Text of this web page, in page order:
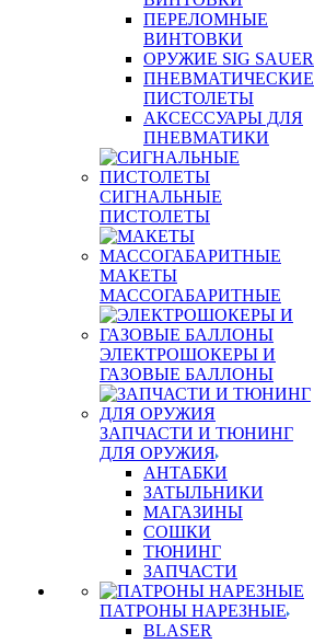
ПЕРЕЛОМНЫЕ
ВИНТОВКИ
ОРУЖИЕ SIG SAUER
ПНЕВМАТИЧЕСКИЕ
ПИСТОЛЕТЫ
АКСЕССУАРЫ ДЛЯ
ПНЕВМАТИКИ
СИГНАЛЬНЫЕ
ПИСТОЛЕТЫ
МАКЕТЫ
МАССОГАБАРИТНЫЕ
ЭЛЕКТРОШОКЕРЫ И
ГАЗОВЫЕ БАЛЛОНЫ
ЗАПЧАСТИ И ТЮНИНГ
ДЛЯ ОРУЖИЯ
АНТАБКИ
ЗАТЫЛЬНИКИ
МАГАЗИНЫ
СОШКИ
ТЮНИНГ
ЗАПЧАСТИ
ПАТРОНЫ НАРЕЗНЫЕ
BLASER